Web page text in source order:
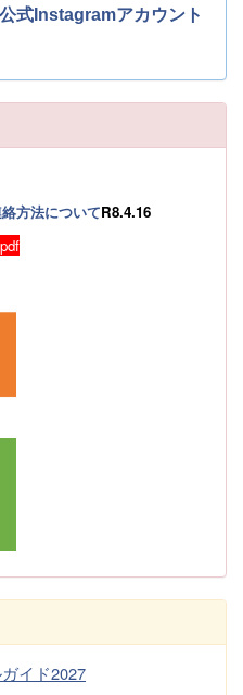
式Instagramアカウント
方法についてR8.4.16
イド2027